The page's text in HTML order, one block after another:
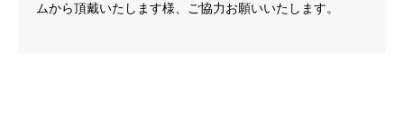
ムから頂戴いたします様、ご協力お願いいたします。